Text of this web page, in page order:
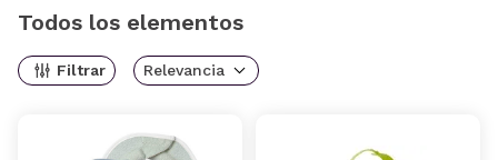
Todos los elementos
Filtrar Relevancia